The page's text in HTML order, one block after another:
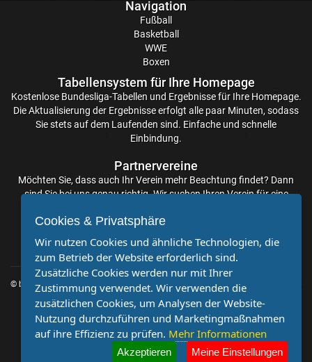
der
Landesmeister
Transfergerüchte
England
Transfergerüchte
Navigation
Fußball
Basketball
WWE
Boxen
Tabellensystem für Ihre Homepage
KostenloseBundesliga-Tabellen und Ergebnisse für Ihre Homepage.
Die Aktualisierung der Ergebnisse erfolgt alle paar Minuten, sodass
Sie stets auf dem Laufenden sind. Einfache und schnelle
Einbindung.
Partnervereine
Möchten Sie, dass auch Ihr Verein mehr Beachtung findet? Dann
sind Sie bei uns genau richtig. Wir suchen Ihren Verein für eine
Sportnachrichten und Aufrufe bei uns!
© by Impressum
Cookies & Privatsphäre
Wir nutzen Cookies und ähnliche Technologien, die
zum Betrieb der Website erforderlich sind.
Zusätzliche Cookies werden nur mit Ihrer
Zustimmung verwendet. Wir verwenden die
zusätzlichen Cookies, um Analysen der Website-
Nutzung durchzuführen und Marketingmaßnahmen
auf ihre Effizienz zu prüfen. Mehr Informationen
Akzeptieren Meine Einstellungen